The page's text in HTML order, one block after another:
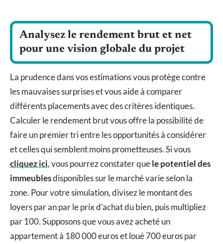
Analysez le rendement brut et net
pour une vision globale du projet
La prudence dans vos estimations vous protège contre
les mauvaises surprises et vous aide à comparer
différents placements avec des critères identiques.
Calculer le rendement brut vous offre la possibilité de
faire un premier tri entre les opportunités à considérer
et celles qui semblent moins prometteuses. Si vous
cliquez ici, vous pourrez constater quele potentiel des
immeublesdisponibles sur le marché varie selon la
zone. Pour votre simulation, divisez le montant des
loyers par an par le prix d’achat du bien, puis multipliez
par 100. Supposons que vous avez acheté un
appartement à 180 000 euros et loué 700 euros par